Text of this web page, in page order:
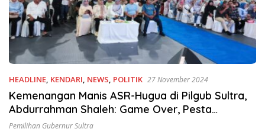
HEADLINE, KENDARI, NEWS, POLITIK 27 November 2024
Kemenangan Manis ASR-Hugua di Pilgub Sultra,
Abdurrahman Shaleh: Game Over, Pesta
Demokrasi Selesai
Pemilihan Gubernur Sultra